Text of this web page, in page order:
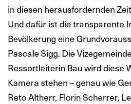
in diesen herausfordernden
Und dafür ist die transparente
Bevölkerung eine
Pascale Sigg. Die
Ressortleiterin Bau wird diese
Kamera stehen – genau wie
Reto Altherr, Florin Scherrer,